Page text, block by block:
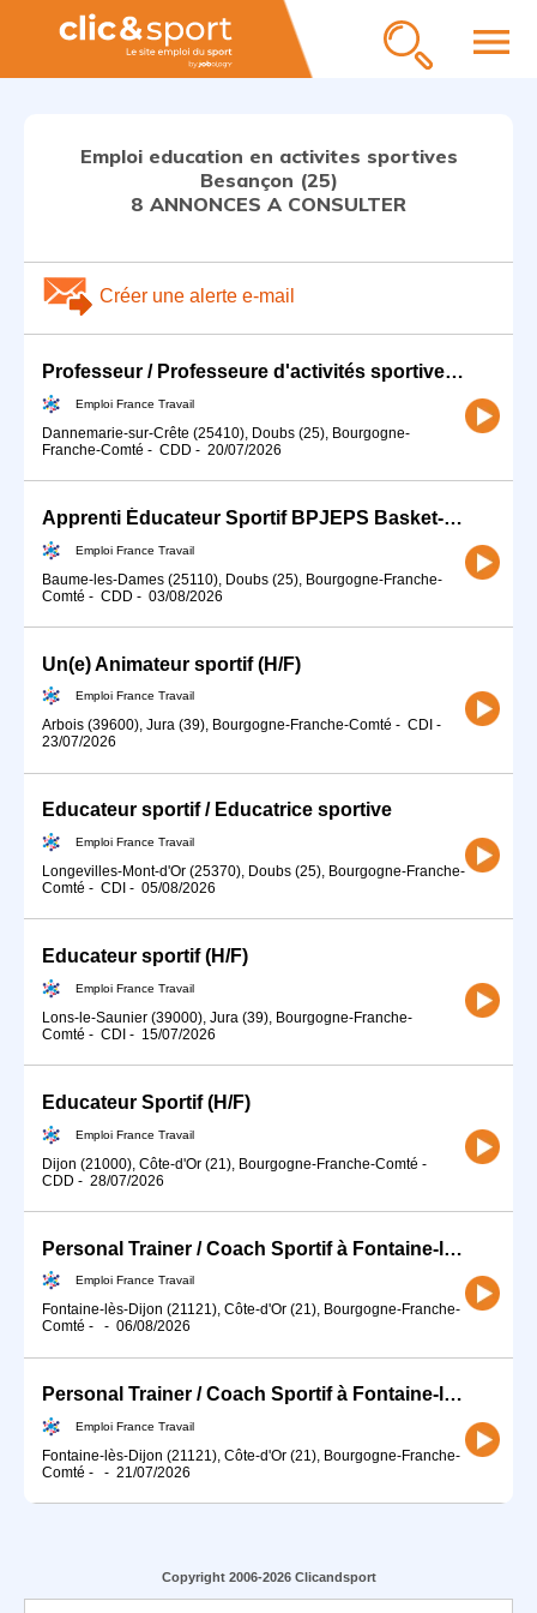
menu
Emploi education en activites sportives
Besançon (25)
8 ANNONCES A CONSULTER
Créer une alerte e-mail
Professeur / Professeure d'activités sportives (H/F)
Emploi France Travail
Dannemarie-sur-Crête (25410), Doubs (25), Bourgogne-
Franche-Comté - CDD - 20/07/2026
Apprenti Éducateur Sportif BPJEPS Basket-Ball (H/F)
Emploi France Travail
Baume-les-Dames (25110), Doubs (25), Bourgogne-Franche-
Comté - CDD - 03/08/2026
Un(e) Animateur sportif (H/F)
Emploi France Travail
Arbois (39600), Jura (39), Bourgogne-Franche-Comté - CDI -
23/07/2026
Educateur sportif / Educatrice sportive
Emploi France Travail
Longevilles-Mont-d'Or (25370), Doubs (25), Bourgogne-Franche-
Comté - CDI - 05/08/2026
Educateur sportif (H/F)
Emploi France Travail
Lons-le-Saunier (39000), Jura (39), Bourgogne-Franche-
Comté - CDI - 15/07/2026
Educateur Sportif (H/F)
Emploi France Travail
Dijon (21000), Côte-d'Or (21), Bourgogne-Franche-Comté -
CDD - 28/07/2026
Personal Trainer / Coach Sportif à Fontaine-lès-Dijon (21) (H/F)
Emploi France Travail
Fontaine-lès-Dijon (21121), Côte-d'Or (21), Bourgogne-Franche-
Comté - - 06/08/2026
Personal Trainer / Coach Sportif à Fontaine-lès-Dijon (21) (H/F)
Emploi France Travail
Fontaine-lès-Dijon (21121), Côte-d'Or (21), Bourgogne-Franche-
Comté - - 21/07/2026
Copyright 2006-2026 Clicandsport